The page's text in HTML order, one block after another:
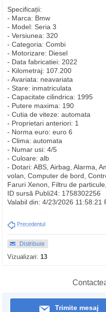
Specificații:
- Marca: Bmw
- Model: Seria 3
- Versiunea: 320
- Categoria: Combi
- Motorizare: Diesel
- Data fabricatiei: 2022
- Kilometraj: 107.200
- Avariata: neavariata
- Stare: inmatriculata
- Capacitate cilindrica: 1995
- Putere maxima: 190
- Cutia de viteze: automata
- Proprietari anteriori: 1
- Norma euro: euro 6
- Clima: automata
- Numar usi: 4/5
- Culoare: alb
- Dotari: ABS, Airbag, Alarma,
volan, Computer de bord,
Faruri Xenon, Filtru de
ID sursă Publi24: 1758302256
Valabil din: 4/23/2026 11:58:21
Precedentul
Distribuie
Vizualizari: 13
Trimite mesaj